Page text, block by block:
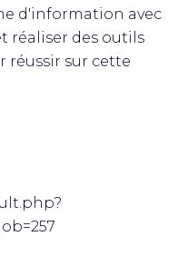
d'information avec
réaliser des outils
réussir sur cette